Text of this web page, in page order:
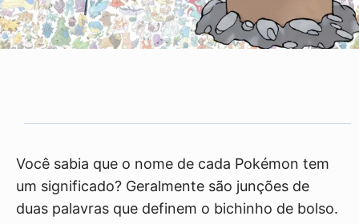
Você sabia que o nome de cada Pokémon tem
um significado? Geralmente são junções de
duas palavras que definem o bichinho de bolso.